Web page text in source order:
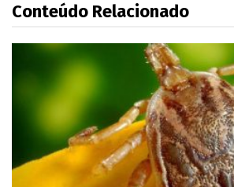
Conteúdo Relacionado